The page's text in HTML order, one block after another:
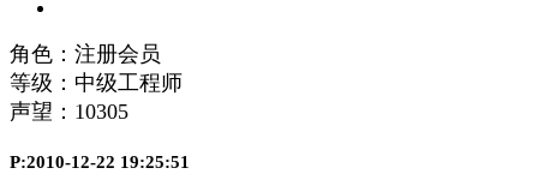
角色：注册会员
等级：中级工程师
声望： 10305
P:2010-12-22 19:25:51